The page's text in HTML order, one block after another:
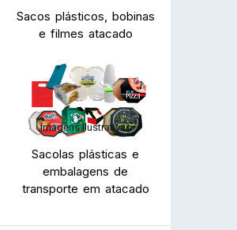
Sacos plásticos, bobinas
e filmes atacado
Imagens ilustrativas
Sacolas plásticas e
embalagens de
transporte em atacado